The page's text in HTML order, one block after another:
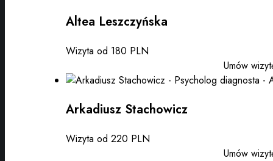
Altea Leszczyńska
Wizyta od 180 PLN
Umów
Arkadiusz Stachowicz
Wizyta od 220 PLN
Umów